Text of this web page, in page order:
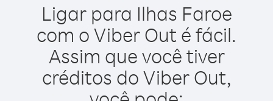
Ligar para Ilhas Faroe
com o Viber Out é fácil.
Assim que você tiver
créditos do Viber Out,